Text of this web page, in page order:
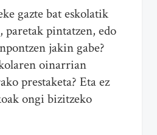
gazte bat eskolatik
paretak pintatzen, edo
jakin gabe?
oinarrian
prestaketa? Eta ez
ongi bizitzeko